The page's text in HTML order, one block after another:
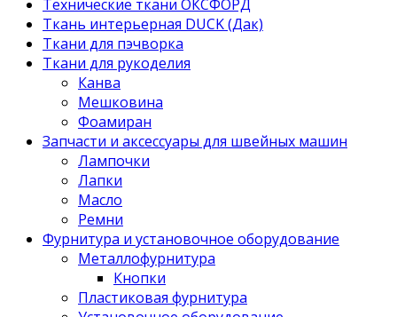
Технические ткани ОКСФОРД
Ткань интерьерная DUCK (Дак)
Ткани для пэчворка
Ткани для рукоделия
Канва
Мешковина
Фоамиран
Запчасти и аксессуары для швейных машин
Лампочки
Лапки
Масло
Ремни
Фурнитура и установочное оборудование
Металлофурнитура
Кнопки
Пластиковая фурнитура